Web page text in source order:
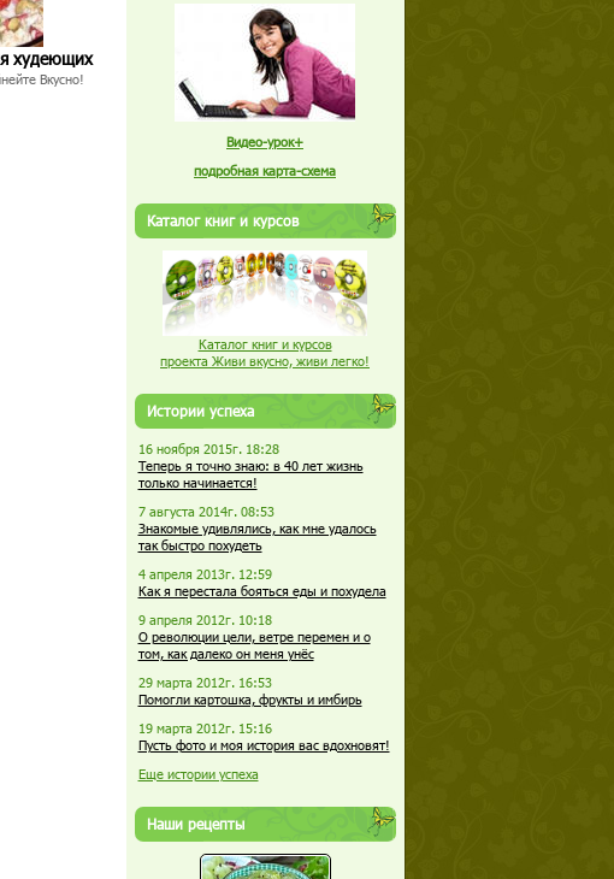
худеющих
Вкусно!
Видео-урок+
подробная карта-схема
Каталог книг и курсов
Каталог книг и курсов
проекта Живи вкусно, живи легко!
Истории успеха
16 ноября 2015г. 18:28
Теперь я точно знаю: в 40 лет жизнь
только начинается!
7 августа 2014г. 08:53
Знакомые удивлялись, как мне удалось
так быстро похудеть
4 апреля 2013г. 12:59
Как я перестала бояться еды и похудела
9 апреля 2012г. 10:18
О революции цели, ветре перемен и о
том, как далеко он меня унёс
29 марта 2012г. 16:53
Помогли картошка, фрукты и имбирь
19 марта 2012г. 15:16
Пусть фото и моя история вас вдохновят!
Еще истории успеха
Наши рецепты